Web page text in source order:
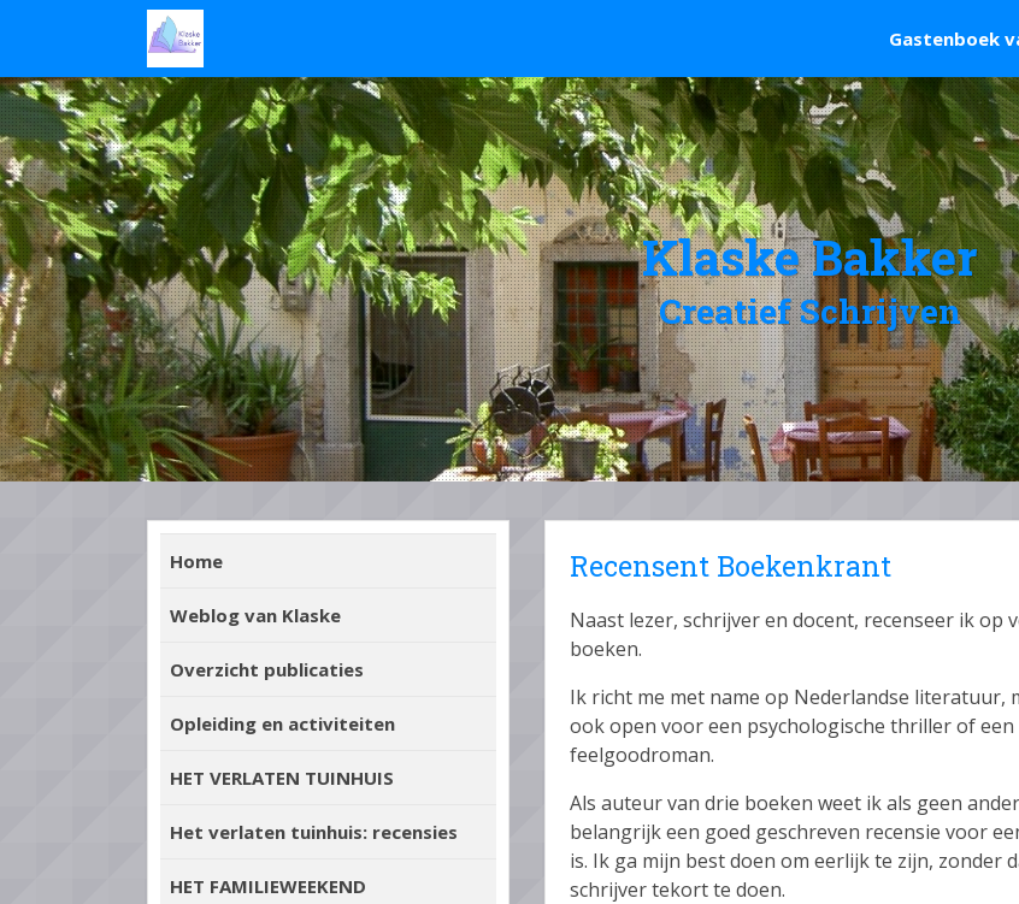
Gastenboek
Klaske Bakker
Creatief Schrijven
Recensent Boekenkrant
Naast lezer, schrijver en docent, recenseer ik op
boeken.
Ik richt me met name op Nederlandse literatuur,
ook open voor een psychologische thriller of een
feelgoodroman.
Als auteur van drie boeken weet ik als geen
belangrijk een goed geschreven recensie voor
is. Ik ga mijn best doen om eerlijk te zijn, zonder
schrijver tekort te doen.
Home
Weblog van Klaske
Overzicht publicaties
Opleiding en activiteiten
HET VERLATEN TUINHUIS
Het verlaten tuinhuis: recensies
HET FAMILIEWEEKEND